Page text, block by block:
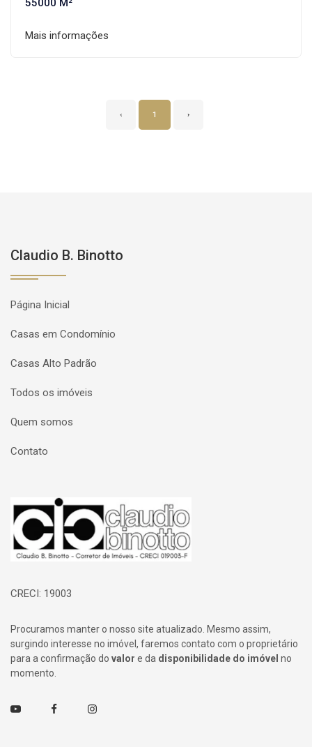
55000 M²
Mais informações
‹ 1 ›
Claudio B. Binotto
Página Inicial
Casas em Condomínio
Casas Alto Padrão
Todos os imóveis
Quem somos
Contato
Página inicial
CRECI: 19003
Procuramos manter o nosso site atualizado. Mesmo assim,
surgindo interesse no imóvel, faremos contato com o proprietário
para a confirmação do valor e da disponibilidade do imóvel no
momento.
Youtube FacebookInstagram